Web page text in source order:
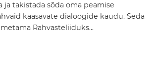
takistada sõda oma peamise
kaasavate dialoogide kaudu. Seda
Rahvasteliiduks...